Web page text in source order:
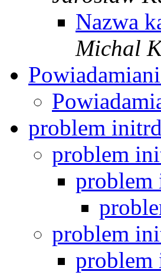
Nazwa
Michal
problem initrd
problem
problem
problem
problem